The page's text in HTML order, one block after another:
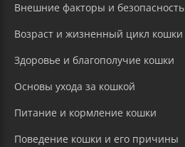
Внешние факторы и безопасность
Возраст и жизненный цикл кошки
Здоровье и благополучие кошки
Основы ухода за кошкой
Питание и кормление кошки
Поведение кошки и его причины